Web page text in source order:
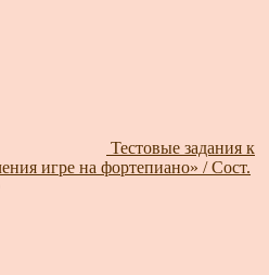
Тестовые задания к
игре на фортепиано» / Сост.